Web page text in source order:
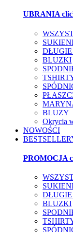
UBRANIA
BLUZKI
BLUZY
Okrycia
NOWOŚCI
PROMOCJA
BLUZKI